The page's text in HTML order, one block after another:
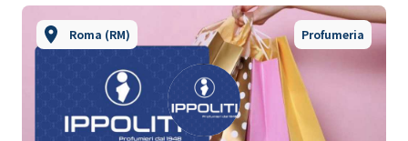
Roma (RM) Profumeria